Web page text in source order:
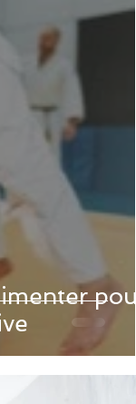
pour